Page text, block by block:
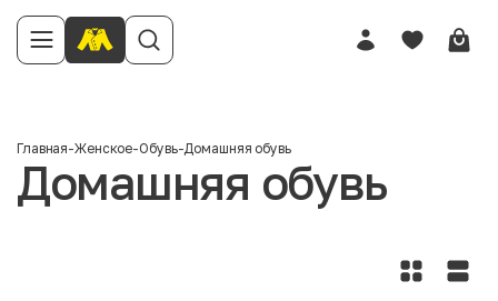
Главная-Женское-Обувь-Домашняя обувь
Домашняя обувь